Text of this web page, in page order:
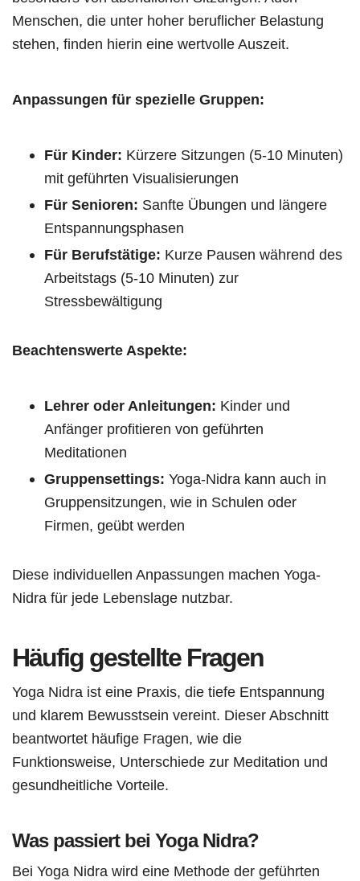
Menschen, die unter hoher beruflicher Belastung
stehen, finden hierin eine wertvolle Auszeit.
Anpassungen für spezielle Gruppen:
Für Kinder: Kürzere Sitzungen (5-10 Minuten)
mit geführten Visualisierungen
Für Senioren: Sanfte Übungen und längere
Entspannungsphasen
Für Berufstätige: Kurze Pausen während des
Arbeitstags (5-10 Minuten) zur
Stressbewältigung
Beachtenswerte Aspekte:
Lehrer oder Anleitungen: Kinder und
Anfänger profitieren von geführten
Meditationen
Gruppensettings: Yoga-Nidra kann auch in
Gruppensitzungen, wie in Schulen oder
Firmen, geübt werden
Diese individuellen Anpassungen machen Yoga-
Nidra für jede Lebenslage nutzbar.
Häufig gestellte Fragen
Yoga Nidra ist eine Praxis, die tiefe Entspannung
und klarem Bewusstsein vereint. Dieser Abschnitt
beantwortet häufige Fragen, wie die
Funktionsweise, Unterschiede zur Meditation und
gesundheitliche Vorteile.
Was passiert bei Yoga Nidra?
Bei Yoga Nidra wird eine Methode der geführten